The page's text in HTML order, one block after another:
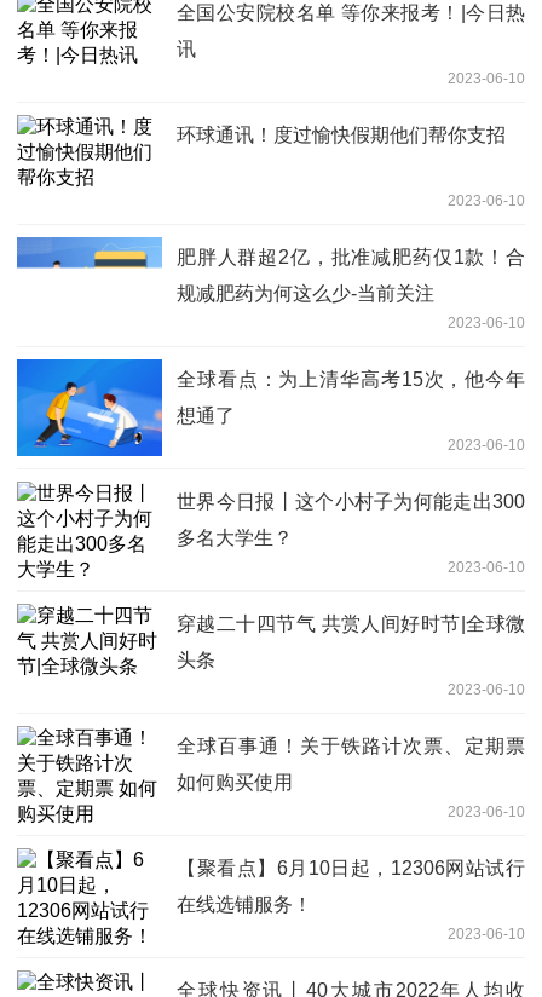
全国公安院校名单 等你来报考！|今日热
讯
2023-06-10
环球通讯！度过愉快假期他们帮你支招
2023-06-10
肥胖人群超2亿，批准减肥药仅1款！合
规减肥药为何这么少-当前关注
2023-06-10
全球看点：为上清华高考15次，他今年
想通了
2023-06-10
世界今日报丨这个小村子为何能走出300
多名大学生？
2023-06-10
穿越二十四节气 共赏人间好时节|全球微
头条
2023-06-10
全球百事通！关于铁路计次票、定期票
如何购买使用
2023-06-10
【聚看点】6月10日起，12306网站试行
在线选铺服务！
2023-06-10
全球快资讯丨40大城市2022年人均收